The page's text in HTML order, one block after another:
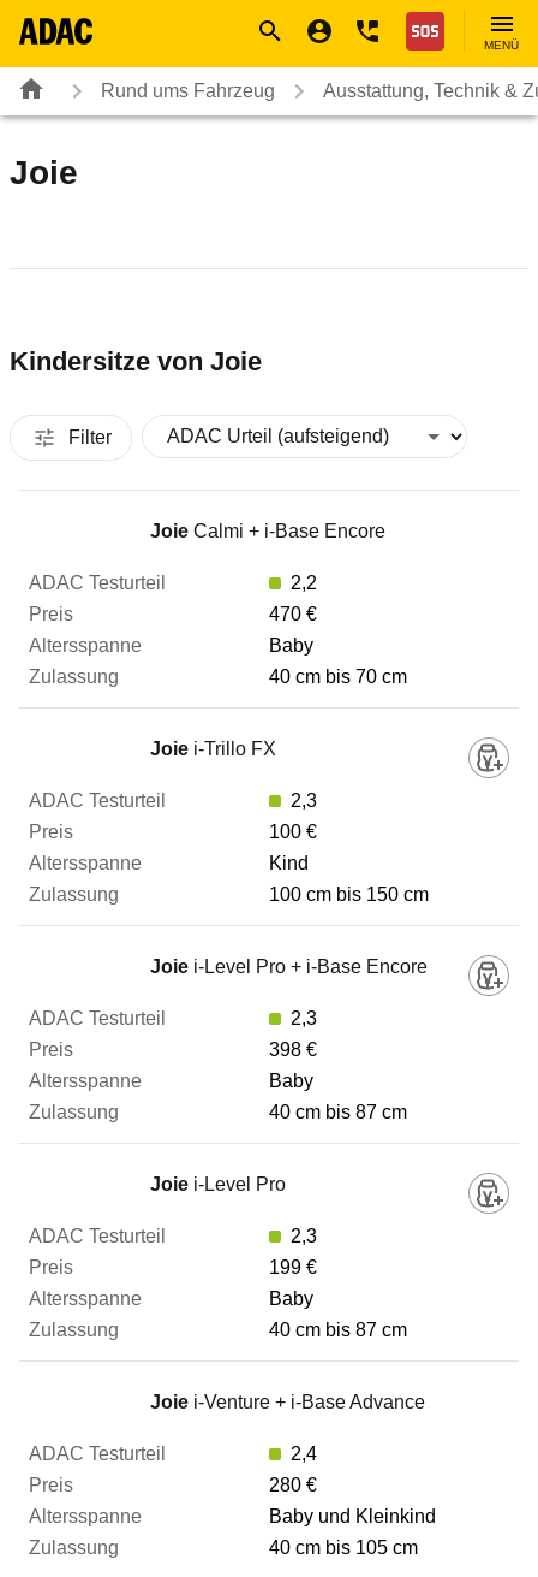
Nothilfe
MENÜ
Rund ums Fahrzeug Ausstattung, Technik &
Joie
Kindersitze von Joie
Filter
ADAC Testurteil
Preis
Zulassung
Joie Calmi + i-Base Encore
2,2
470 €
Baby
40 cm bis 70 cm
Joie i-Trillo FX
2,3
100 €
Kind
100 cm bis 150 cm
Joie i-Level Pro + i-Base Encore
2,3
398 €
Baby
40 cm bis 87 cm
Joie i-Level Pro
2,3
199 €
Baby
40 cm bis 87 cm
Joie i-Venture + i-Base Advance
2,4
280 €
Baby und Kleinkind
40 cm bis 105 cm